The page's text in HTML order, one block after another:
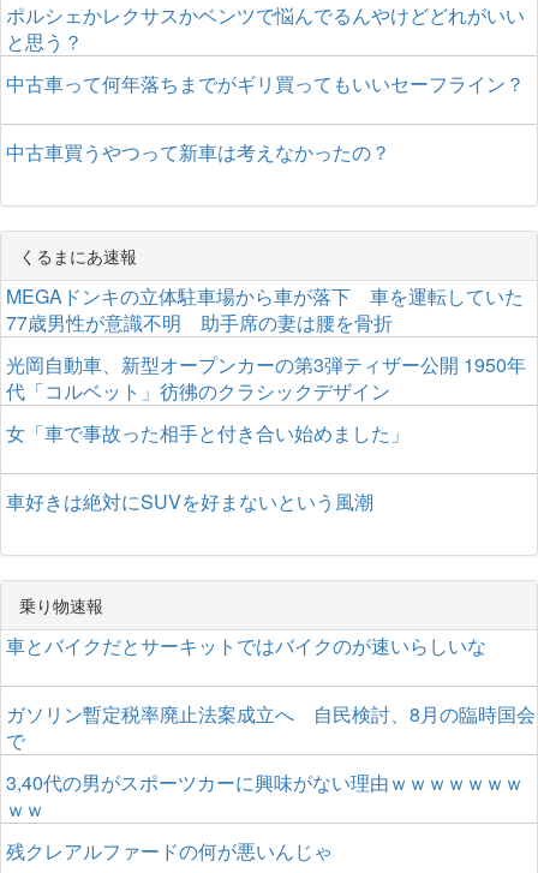
ポルシェかレクサスかベンツで悩んでるんやけどどれがいい
と思う？
中古車って何年落ちまでがギリ買ってもいいセーフライン？
中古車買うやつって新車は考えなかったの？
くるまにあ速報
MEGAドンキの立体駐車場から車が落下 車を運転していた
77歳男性が意識不明 助手席の妻は腰を骨折
光岡自動車、新型オープンカーの第3弾ティザー公開 1950年
代「コルベット」彷彿のクラシックデザイン
女「車で事故った相手と付き合い始めました」
車好きは絶対にSUVを好まないという風潮
乗り物速報
車とバイクだとサーキットではバイクのが速いらしいな
ガソリン暫定税率廃止法案成立へ 自民検討、8月の臨時国会
で
3,40代の男がスポーツカーに興味がない理由ｗｗｗｗｗｗｗ
ｗｗ
残クレアルファードの何が悪いんじゃ